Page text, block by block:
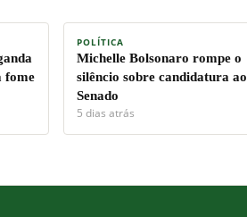
fome
POLÍTICA
Michelle Bolsonaro rompe o
silêncio sobre candidatura ao
Senado
5 dias atrás